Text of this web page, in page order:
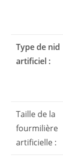
Type de nid
artificiel :
Taille de la
fourmilière
artificielle :